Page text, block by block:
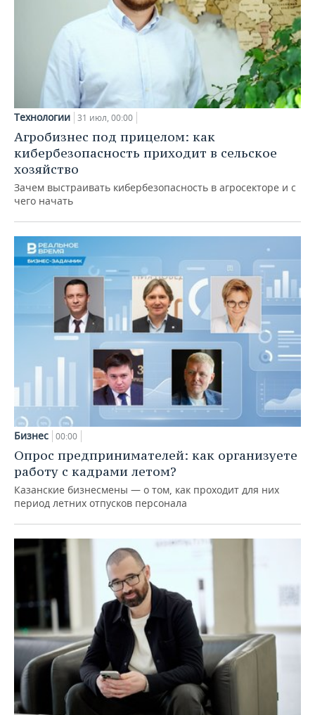
Технологии 31 июл, 00:00
Агробизнес под прицелом: как
кибербезопасность приходит в сельское
хозяйство
Зачем выстраивать кибербезопасность в агросекторе и с
чего начать
Бизнес 00:00
Опрос предпринимателей: как организуете
работу с кадрами летом?
Казанские бизнесмены — о том, как проходит для них
период летних отпусков персонала